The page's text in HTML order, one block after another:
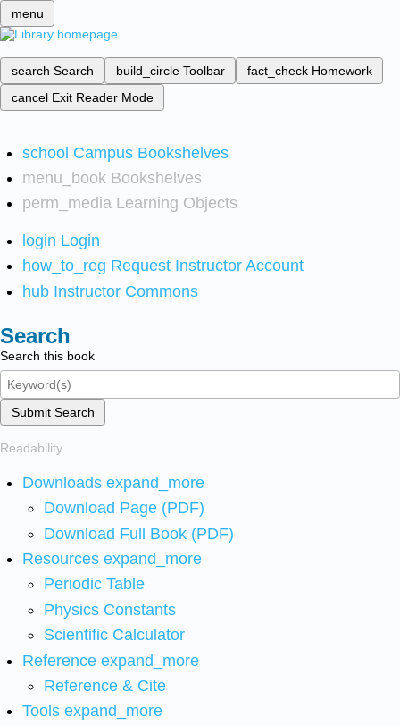
menu
search Search build_circle Toolbar fact_check Homework
cancel Exit Reader Mode
school Campus Bookshelves
menu_book Bookshelves
perm_media Learning Objects
login Login
how_to_reg Request Instructor Account
hub Instructor Commons
Search
Search this book
Submit Search
Readability
Downloads expand_more
Download Page (PDF)
Download Full Book (PDF)
Resources expand_more
Periodic Table
Physics Constants
Scientific Calculator
Reference expand_more
Reference & Cite
Tools expand_more